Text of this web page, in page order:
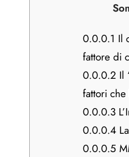
0.0.0.1 Il
fattore di
0.0.0.2 Il
fattori
0.0.0.3
0.0.0.4
0.0.0.5